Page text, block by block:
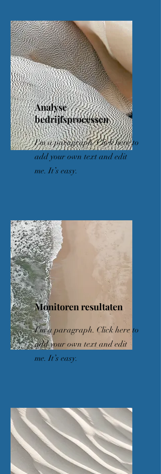
Analyse
bedrijfsprocessen
I'm a paragraph. Click here to
add your own text and edit
me. It’s easy.
Monitoren resultaten
I'm a paragraph. Click here to
add your own text and edit
me. It’s easy.